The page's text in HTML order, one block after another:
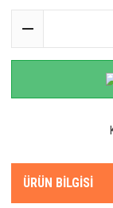
ÜRÜN BILGISI